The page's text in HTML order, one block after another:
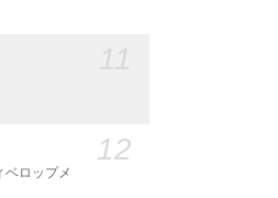
12
ロップメ